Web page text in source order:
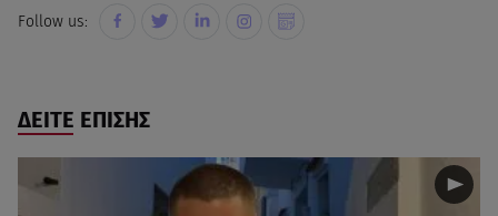
Follow us:
ΔΕΙΤΕ ΕΠΙΣΗΣ